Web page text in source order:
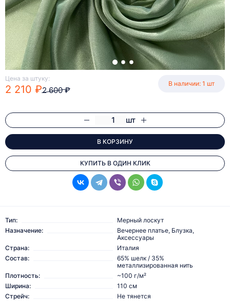
Цена за штуку:
2 210 ₽2 600 ₽
В наличии: 1 шт
шт
В КОРЗИНУ
КУПИТЬ В ОДИН КЛИК
Тип:
Мерный лоскут
Назначение:
Вечернее платье, Блузка,
Аксессуары
Страна:
Италия
Состав:
65% шелк / 35%
металлизированная нить
Плотность:
~100 г/м²
Ширина:
110 см
Стрейч:
Не тянется